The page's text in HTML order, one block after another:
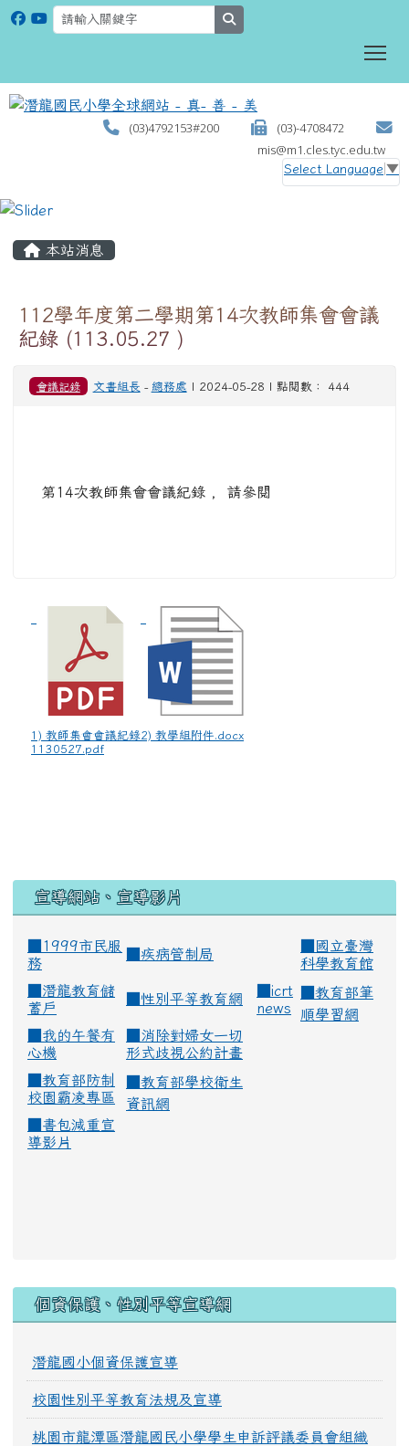
(03)4792153#200
(03)-4708472
mis@m1.cles.tyc.edu.tw
Select Language ▼
本站消息
112學年度第二學期第14次教師集會會議
紀錄 (113.05.27 )
會議記錄 文書組長 - 總務處 | 2024-05-28 | 點閱數： 444
第14次教師集會會議紀錄 , 請參閱
1) 教師集會會議紀錄
1130527.pdf
2) 教學組附件.docx
宣導網站、宣導影片
■1999市民服
務
疾病管制局
國立臺灣
科學教育館
潛龍教育儲
蓄戶
性別平等教育網
icrt
news
教育部筆
順學習網
我的午餐有
心機
消除對婦女一切
形式歧視公約計畫
教育部防制
校園霸凌專區
教育部學校衛生
資訊網
書包減重宣
導影片
個資保護、性別平等宣導網
潛龍國小個資保護宣導
校園性別平等教育法規及宣導
桃園市龍潭區潛龍國民小學學生申訴評議委員會組織